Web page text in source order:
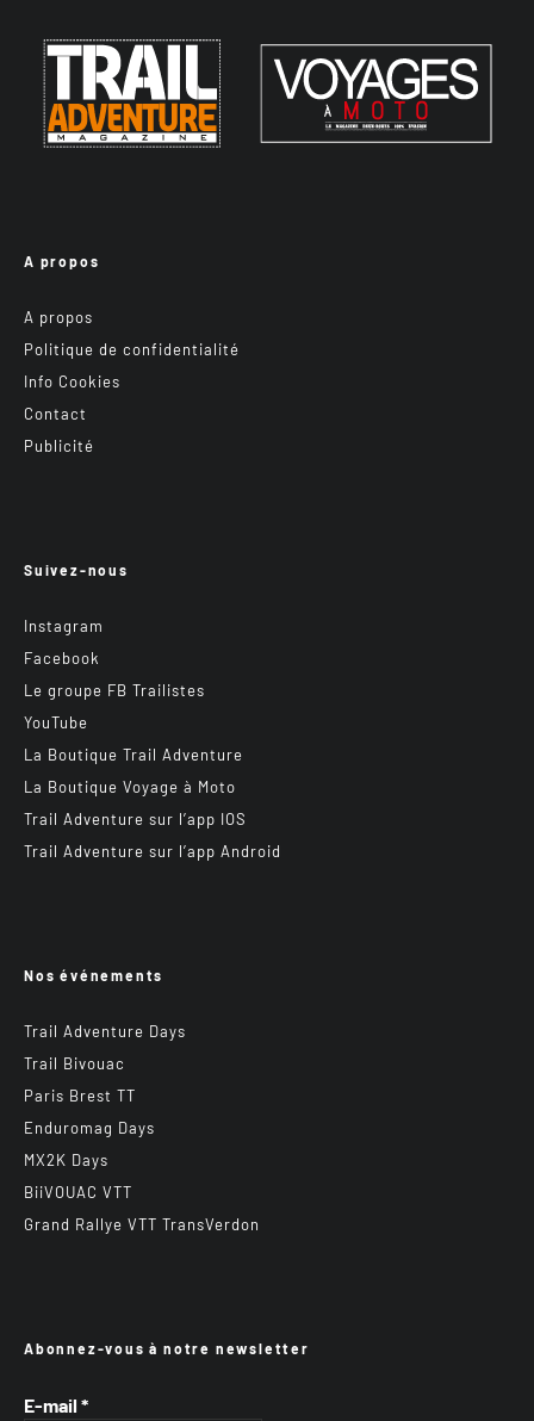
A propos
A propos
Politique de confidentialité
Info Cookies
Contact
Publicité
Suivez-nous
Instagram
Facebook
Le groupe FB Trailistes
YouTube
La Boutique Trail Adventure
La Boutique Voyage à Moto
Trail Adventure sur l’app IOS
Trail Adventure sur l’app Android
Nos événements
Trail Adventure Days
Trail Bivouac
Paris Brest TT
Enduromag Days
MX2K Days
BiiVOUAC VTT
Grand Rallye VTT TransVerdon
Abonnez-vous à notre newsletter
E-mail *